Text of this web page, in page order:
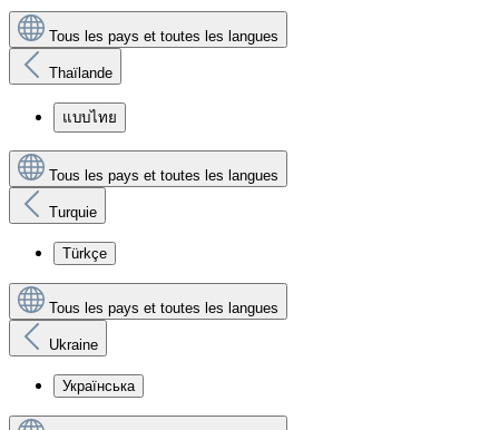
Tous les pays et toutes les langues
Thaïlande
แบบไทย
Tous les pays et toutes les langues
Turquie
Türkçe
Tous les pays et toutes les langues
Ukraine
Українська